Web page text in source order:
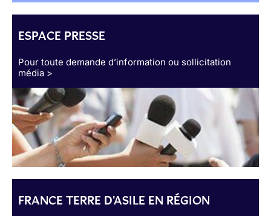
ESPACE PRESSE
Pour toute demande d’information ou sollicitation
média >
FRANCE TERRE D'ASILE EN RÉGION